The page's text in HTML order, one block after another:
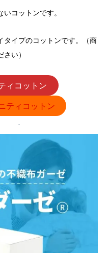
コットンです。
タイプのコットンです。（商
い）
ィコットン
ティコットン